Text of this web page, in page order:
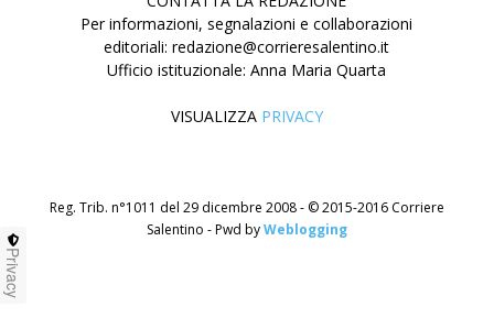
Per informazioni, segnalazioni e collaborazioni
editoriali: redazione@corrieresalentino.it
Ufficio istituzionale: Anna Maria Quarta
VISUALIZZA PRIVACY
Reg. Trib. n°1011 del 29 dicembre 2008 - © 2015-2016 Corriere
Salentino - Pwd byWeblogging
Privacy